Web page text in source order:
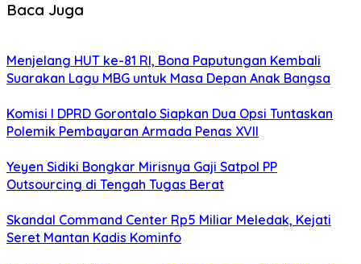
Baca Juga
Menjelang HUT ke-81 RI, Bona Paputungan Kembali
Suarakan Lagu MBG untuk Masa Depan Anak Bangsa
Komisi I DPRD Gorontalo Siapkan Dua Opsi Tuntaskan
Polemik Pembayaran Armada Penas XVII
Yeyen Sidiki Bongkar Mirisnya Gaji Satpol PP
Outsourcing di Tengah Tugas Berat
Skandal Command Center Rp5 Miliar Meledak, Kejati
Seret Mantan Kadis Kominfo